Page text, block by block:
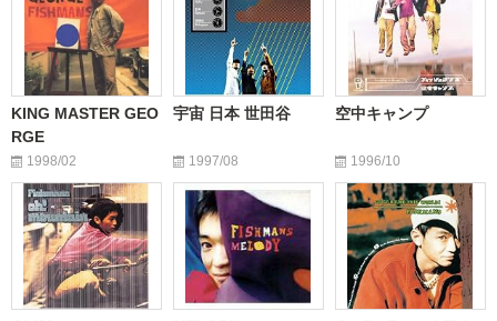
KING MASTER GEO
RGE
1998/02
宇宙 日本 世田谷
1997/08
空中キャンプ
1996/10